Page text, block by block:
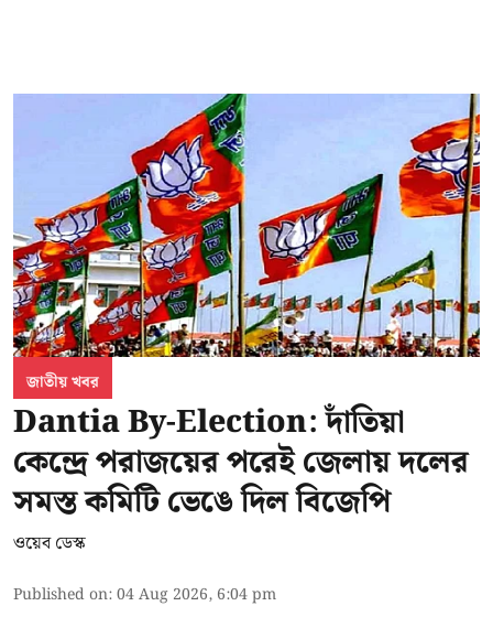
জাতীয় খবর
Dantia By-Election: দাঁতিয়া
কেন্দ্রে পরাজয়ের পরেই জেলায় দলের
সমস্ত কমিটি ভেঙে দিল বিজেপি
ওয়েব ডেস্ক
Published on:04 Aug 2026, 6:04 pm